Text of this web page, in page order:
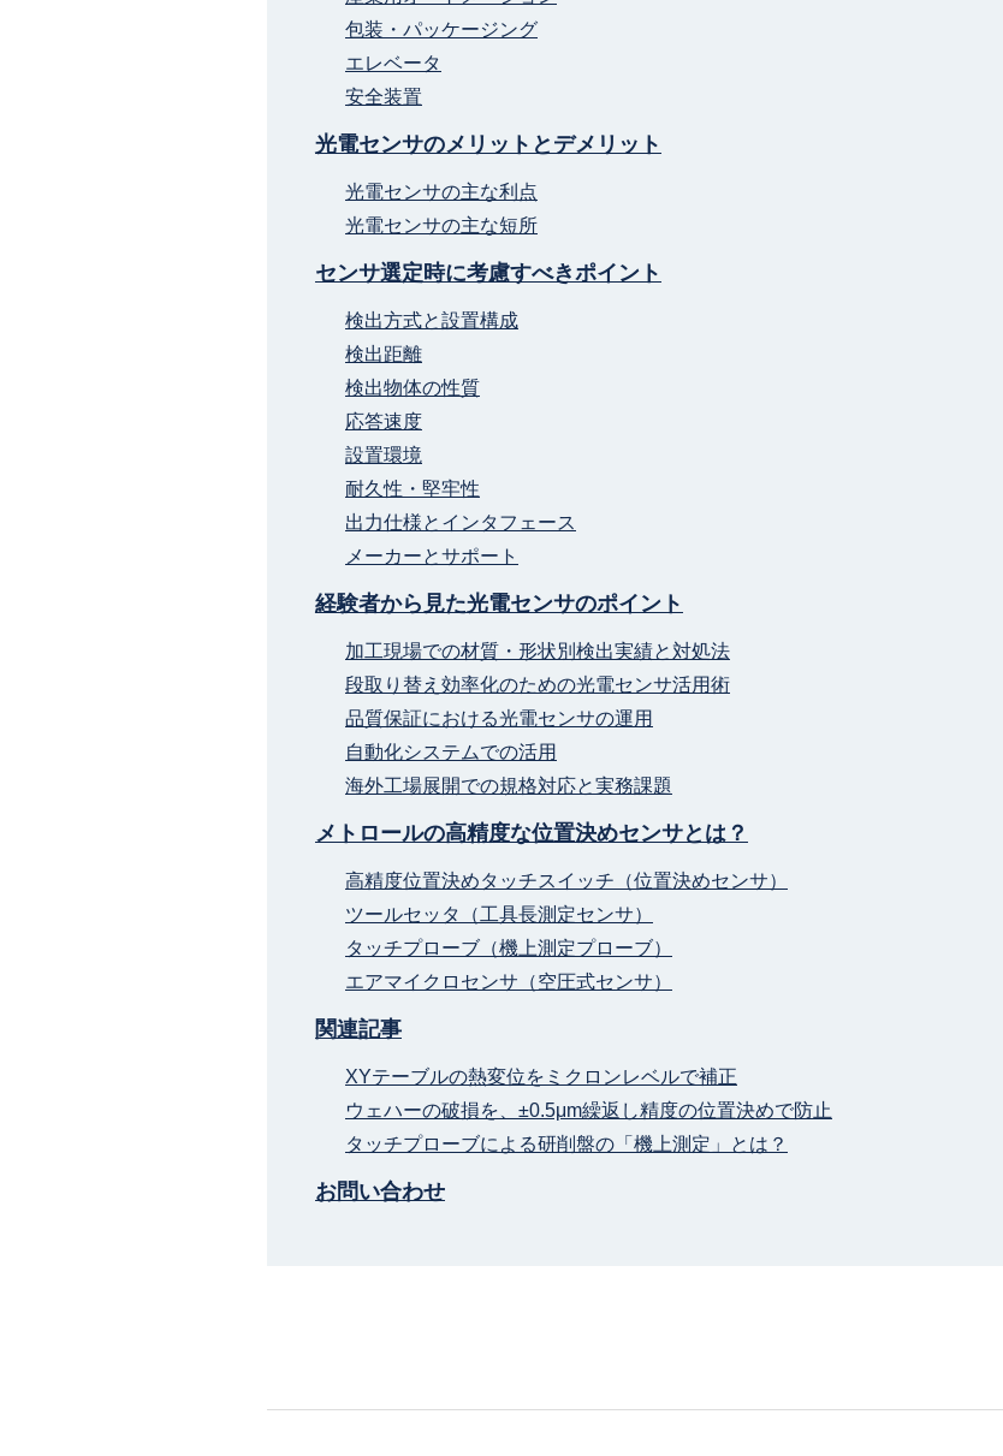
包装・パッケージング
エレベータ
安全装置
光電センサのメリットとデメリット
光電センサの主な利点
光電センサの主な短所
センサ選定時に考慮すべきポイント
検出方式と設置構成
検出距離
検出物体の性質
応答速度
設置環境
耐久性・堅牢性
出力仕様とインタフェース
メーカーとサポート
経験者から見た光電センサのポイント
加工現場での材質・形状別検出実績と対処法
段取り替え効率化のための光電センサ活用術
品質保証における光電センサの運用
自動化システムでの活用
海外工場展開での規格対応と実務課題
メトロールの高精度な位置決めセンサとは？
高精度位置決めタッチスイッチ（位置決めセンサ）
ツールセッタ（工具長測定センサ）
タッチプローブ（機上測定プローブ）
エアマイクロセンサ（空圧式センサ）
関連記事
XYテーブルの熱変位をミクロンレベルで補正
ウェハーの破損を、±0.5μm繰返し精度の位置決めで防止
タッチプローブによる研削盤の「機上測定」とは？
お問い合わせ